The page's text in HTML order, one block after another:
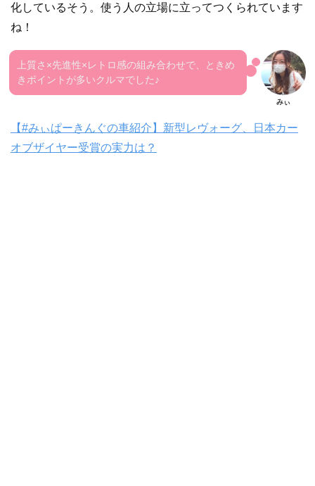
化しているそう。使う人の立場に立ってつくられています
ね！
上質さ×先進性×レトロ感の組み合わせで、ときめ
きポイントが多いクルマでした♪
【#みぃぱーきんぐの車紹介】新型レヴォーグ、日本カー
オブザイヤー受賞の実力は？